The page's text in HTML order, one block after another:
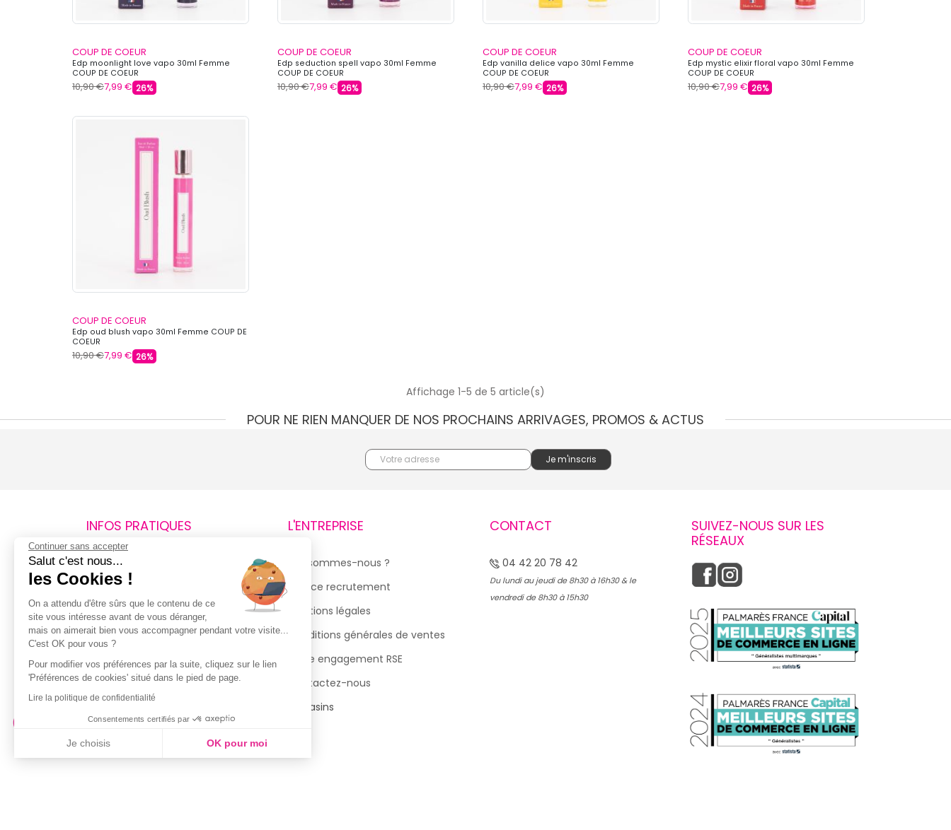
COUP DE COEUR
Edp moonlight love vapo 30ml Femme
COUP DE COEUR
10,90 €7,99 € 26%
COUP DE COEUR
Edp seduction spell vapo 30ml Femme
COUP DE COEUR
10,90 €7,99 € 26%
COUP DE COEUR
Edp vanilla delice vapo 30ml Femme
COUP DE COEUR
10,90 €7,99 € 26%
COUP DE COEUR
Edp mystic elixir floral vapo 30ml Femme
COUP DE COEUR
10,90 €7,99 € 26%
COUP DE COEUR
Edp oud blush vapo 30ml Femme COUP DE
COEUR
10,90 €7,99 € 26%
Affichage 1-5 de 5 article(s)
POUR NE RIEN MANQUER DE NOS PROCHAINS ARRIVAGES, PROMOS & ACTUS
INFOS PRATIQUES
Retours et remboursements
Suivi de commande
Livraisons
Guide des tailles
Politique de confidentialité
Conditions générales d’utilisation
de la Carte de Fidélité
L'ENTREPRISE
Qui sommes-nous ?
Espace recrutement
Mentions légales
Conditions générales de ventes
Notre engagement RSE
Contactez-nous
Magasins
CONTACT
04 42 20 78 42
Du lundi au jeudi de 8h30 à 16h30 & le
vendredi de 8h30 à 15h30
SUIVEZ-NOUS SUR LES
RÉSEAUX
Continuer sans accepter
Salut c'est nous...
les Cookies !
On a attendu d'être sûrs que le contenu de ce
site vous intéresse avant de vous déranger,
mais on aimerait bien vous accompagner pendant votre visite...
C'est OK pour vous ?
Pour modifier vos préférences par la suite, cliquez sur le lien
'Préférences de cookies' situé dans le pied de page.
Lire la politique de confidentialité
Consentements certifiés par
Je choisis OK pour moi